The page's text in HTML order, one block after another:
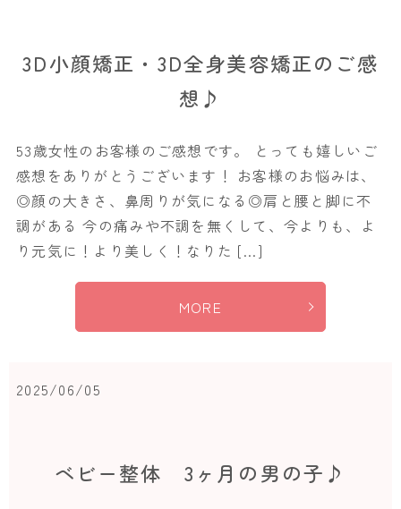
3D小顔矯正・3D全身美容矯正のご感
想♪
53歳女性のお客様のご感想です。 とっても嬉しいご
感想をありがとうございます！ お客様のお悩みは、
◎顔の大きさ、鼻周りが気になる◎肩と腰と脚に不
調がある 今の痛みや不調を無くして、今よりも、よ
り元気に！より美しく！なりた […]
MORE
2025/06/05
ベビー整体 3ヶ月の男の子♪